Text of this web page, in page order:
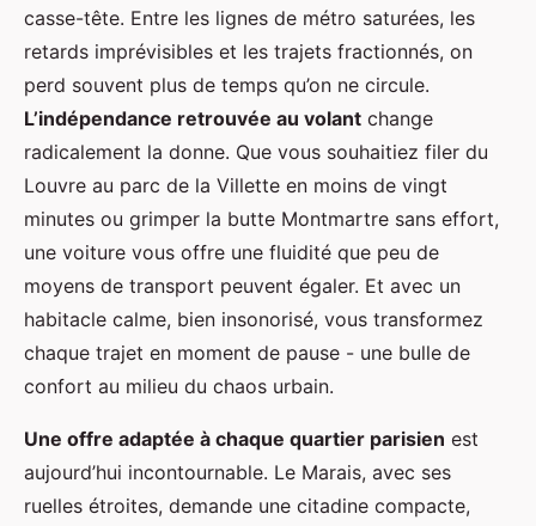
casse-tête. Entre les lignes de métro saturées, les
retards imprévisibles et les trajets fractionnés, on
perd souvent plus de temps qu’on ne circule.
L’indépendance retrouvée au volant change
radicalement la donne. Que vous souhaitiez filer du
Louvre au parc de la Villette en moins de vingt
minutes ou grimper la butte Montmartre sans effort,
une voiture vous offre une fluidité que peu de
moyens de transport peuvent égaler. Et avec un
habitacle calme, bien insonorisé, vous transformez
chaque trajet en moment de pause - une bulle de
confort au milieu du chaos urbain.
Une offre adaptée à chaque quartier parisien est
aujourd’hui incontournable. Le Marais, avec ses
ruelles étroites, demande une citadine compacte,